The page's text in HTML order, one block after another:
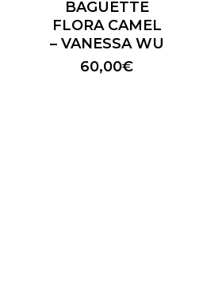
BAGUETTE
FLORA CAMEL
– VANESSA WU
60,00€